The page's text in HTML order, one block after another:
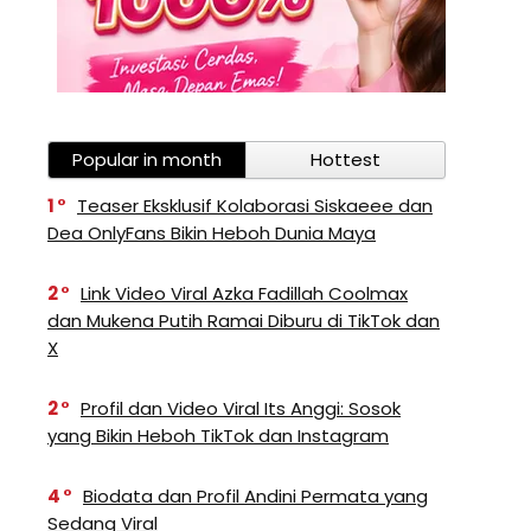
Popular in month
Hottest
1
Teaser Eksklusif Kolaborasi Siskaeee dan
Dea OnlyFans Bikin Heboh Dunia Maya
2
Link Video Viral Azka Fadillah Coolmax
dan Mukena Putih Ramai Diburu di TikTok dan
X
2
Profil dan Video Viral Its Anggi: Sosok
yang Bikin Heboh TikTok dan Instagram
4
Biodata dan Profil Andini Permata yang
Sedang Viral